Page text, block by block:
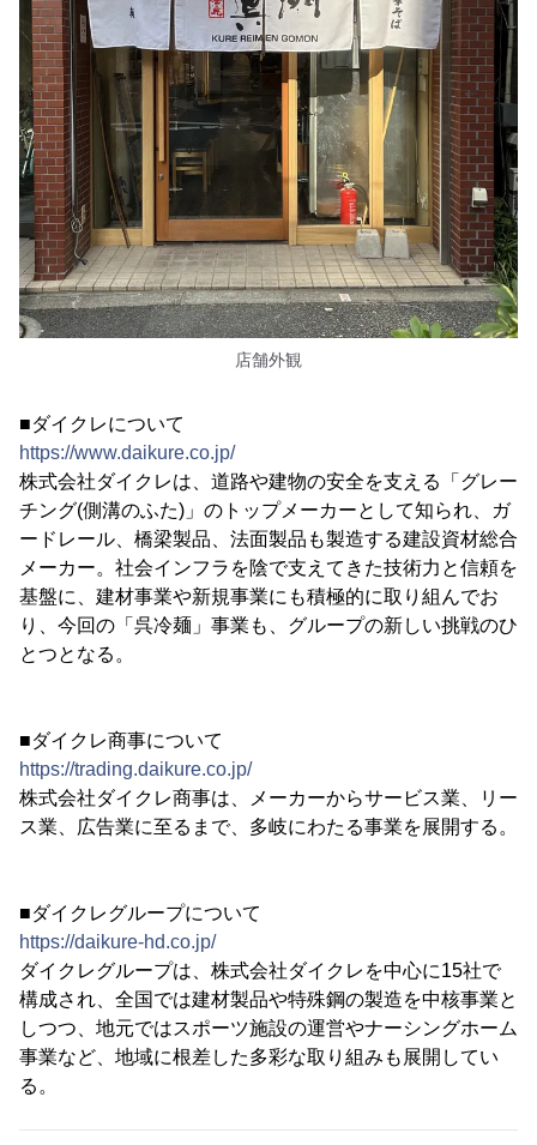
店舗外観
■ダイクレについて
https://www.daikure.co.jp/
株式会社ダイクレは、道路や建物の安全を支える「グレー
チング(側溝のふた)」のトップメーカーとして知られ、ガ
ードレール、橋梁製品、法面製品も製造する建設資材総合
メーカー。社会インフラを陰で支えてきた技術力と信頼を
基盤に、建材事業や新規事業にも積極的に取り組んでお
り、今回の「呉冷麺」事業も、グループの新しい挑戦のひ
とつとなる。
■ダイクレ商事について
https://trading.daikure.co.jp/
株式会社ダイクレ商事は、メーカーからサービス業、リー
ス業、広告業に至るまで、多岐にわたる事業を展開する。
■ダイクレグループについて
https://daikure-hd.co.jp/
ダイクレグループは、株式会社ダイクレを中心に15社で
構成され、全国では建材製品や特殊鋼の製造を中核事業と
しつつ、地元ではスポーツ施設の運営やナーシングホーム
事業など、地域に根差した多彩な取り組みも展開してい
る。